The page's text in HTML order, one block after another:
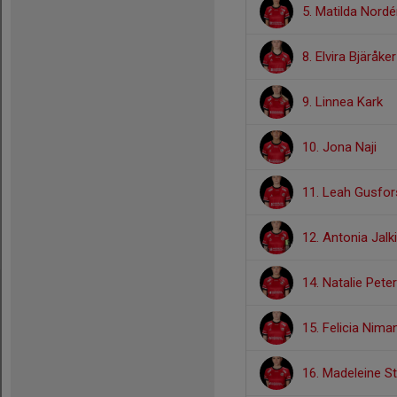
5. Matilda
8. Elvira Bjäråker
9. Linnea Kark
10. Jona Naji
11. Leah
12. Antonia
14. Natalie
15. Felicia
16. Madeleine